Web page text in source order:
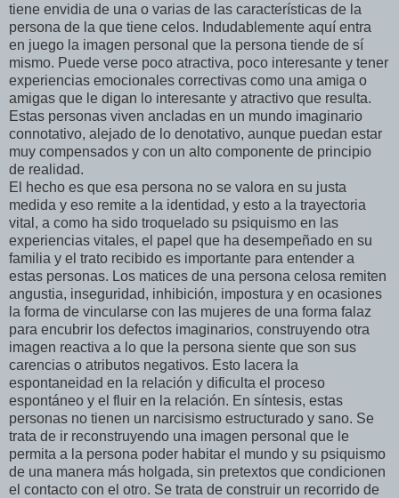
tiene envidia de una o varias de las características de la
persona de la que tiene celos. Indudablemente aquí entra
en juego la imagen personal que la persona tiende de sí
mismo. Puede verse poco atractiva, poco interesante y tener
experiencias emocionales correctivas como una amiga o
amigas que le digan lo interesante y atractivo que resulta.
Estas personas viven ancladas en un mundo imaginario
connotativo, alejado de lo denotativo, aunque puedan estar
muy compensados y con un alto componente de principio
de realidad.
El hecho es que esa persona no se valora en su justa
medida y eso remite a la identidad, y esto a la trayectoria
vital, a como ha sido troquelado su psiquismo en las
experiencias vitales, el papel que ha desempeñado en su
familia y el trato recibido es importante para entender a
estas personas. Los matices de una persona celosa remiten
angustia, inseguridad, inhibición, impostura y en ocasiones
la forma de vincularse con las mujeres de una forma falaz
para encubrir los defectos imaginarios, construyendo otra
imagen reactiva a lo que la persona siente que son sus
carencias o atributos negativos. Esto lacera la
espontaneidad en la relación y dificulta el proceso
espontáneo y el fluir en la relación. En síntesis, estas
personas no tienen un narcisismo estructurado y sano. Se
trata de ir reconstruyendo una imagen personal que le
permita a la persona poder habitar el mundo y su psiquismo
de una manera más holgada, sin pretextos que condicionen
el contacto con el otro. Se trata de construir un recorrido de